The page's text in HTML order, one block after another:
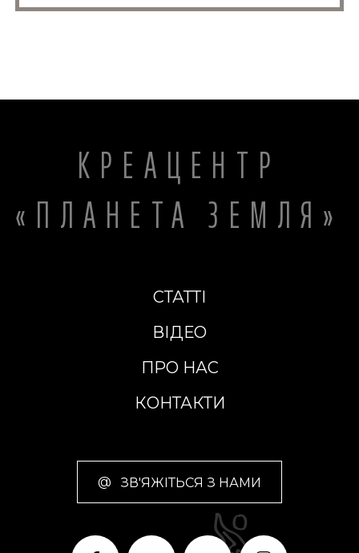
КРЕАЦЕНТР
«ПЛАНЕТА ЗЕМЛЯ»
СТАТТІ
ВІДЕО
ПРО НАС
КОНТАКТИ
@ ЗВ'ЯЖІТЬСЯ З НАМИ